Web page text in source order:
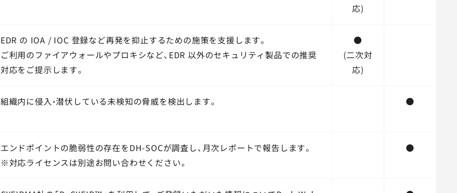
応)
EDR の IOA / IOC 登録など再発を抑止するための施策を支援します。
ご利用のファイアウォールやプロキシなど、EDR 以外のセキュリティ製品での推奨
対応をご提示します。
●
(二次対
応)
組織内に侵入・潜伏している未検知の脅威を検出します。 ●
エンドポイントの脆弱性の存在をDH-SOCが調査し、月次レポートで報告します。
※対応ライセンスは別途お問い合わせください。
●